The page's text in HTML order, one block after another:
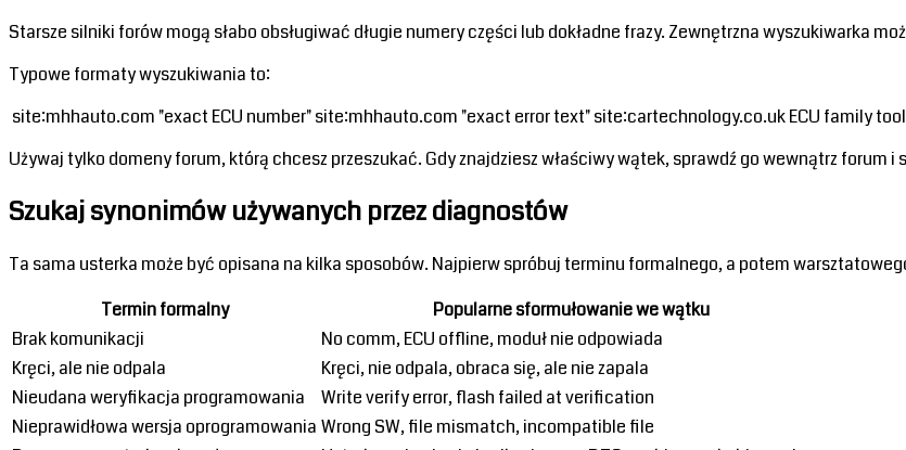
Starsze silniki forów mogą słabo obsługiwać długie numery części lub dokładne frazy. Zewnętrzna wyszukiwarka
Typowe formaty wyszukiwania to:
site:mhhauto.com "exact ECU number" site:mhhauto.com "exact error text" site:cartechnology.co.uk ECU family
Używaj tylko domeny forum, którą chcesz przeszukać. Gdy znajdziesz właściwy wątek, sprawdź go wewnątrz forum i
Szukaj synonimów używanych przez diagnostów
Ta sama usterka może być opisana na kilka sposobów. Najpierw spróbuj terminu formalnego, a potem
Termin formalny
Popularne sformułowanie we wątku
Brak komunikacji
No comm, ECU offline, moduł nie odpowiada
Kręci, ale nie odpala
Kręci, nie odpala, obraca się, ale nie zapala
Nieudana weryfikacja programowania
Write verify error, flash failed at verification
Nieprawidłowa wersja oprogramowania Wrong SW, file mismatch, incompatible file